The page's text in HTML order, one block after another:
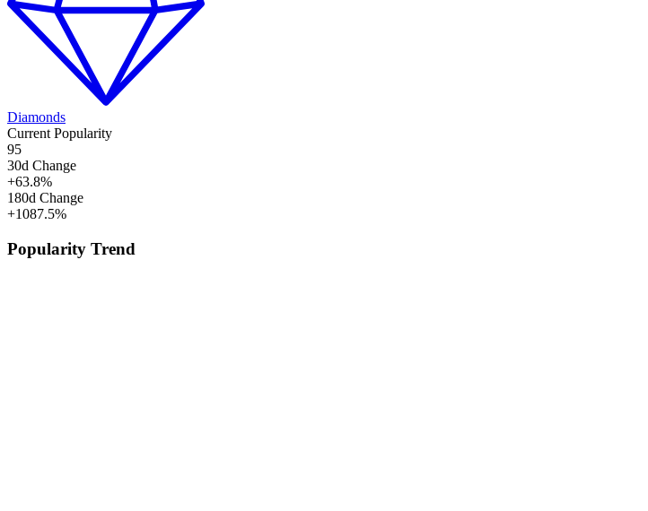
Diamonds
Current Popularity
95
30d Change
+63.8%
180d Change
+1087.5%
Popularity Trend